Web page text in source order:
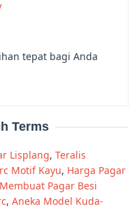
tepat bagi Anda
Terms
Lisplang, Teralis
Motif Kayu, Harga Pagar
Pagar Besi
, Aneka Model Kuda-